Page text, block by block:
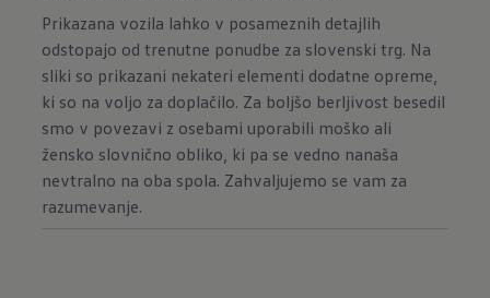
Prikazana vozila lahko v posameznih detajlih
odstopajo od trenutne ponudbe za slovenski trg. Na
sliki so prikazani nekateri elementi dodatne opreme,
ki so na voljo za doplačilo. Za boljšo berljivost besedil
smo v povezavi z osebami uporabili moško ali
žensko slovnično obliko, ki pa se vedno nanaša
nevtralno na oba spola. Zahvaljujemo se vam za
razumevanje.